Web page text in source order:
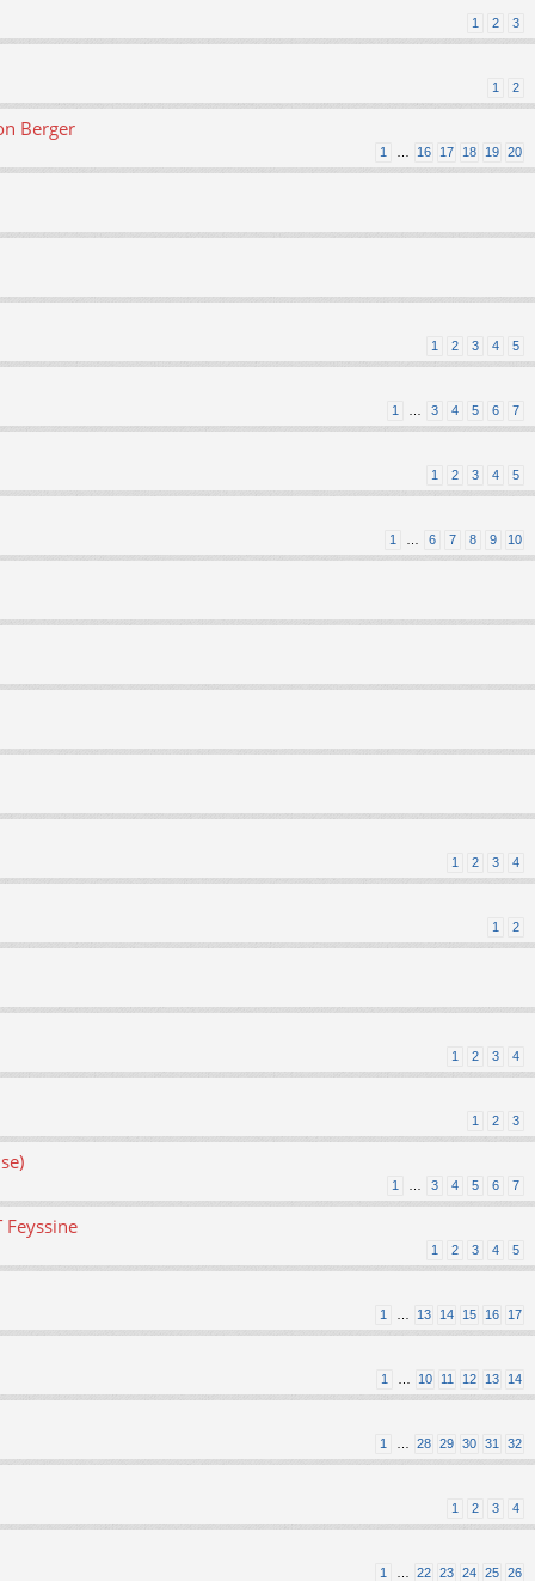
1 2 3
1 2
Berger
1 16 17 18 19 20
1 2 3 4 5
1 3 4 5 6 7
1 2 3 4 5
1 6 7 8 9 10
1 2 3 4
1 2
1 2 3 4
1 2 3
1 3 4 5 6 7
Feyssine
1 2 3 4 5
1 13 14 15 16 17
1 10 11 12 13 14
1 28 29 30 31 32
1 2 3 4
1 22 23 24 25 26